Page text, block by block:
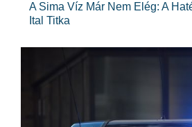
A Sima Víz Már Nem Elég: A
Ital Titka